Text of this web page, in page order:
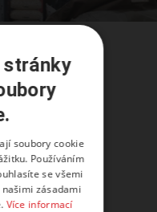
stránky
soubory cookie
Používáním
se všemi
zásadami
Více informací